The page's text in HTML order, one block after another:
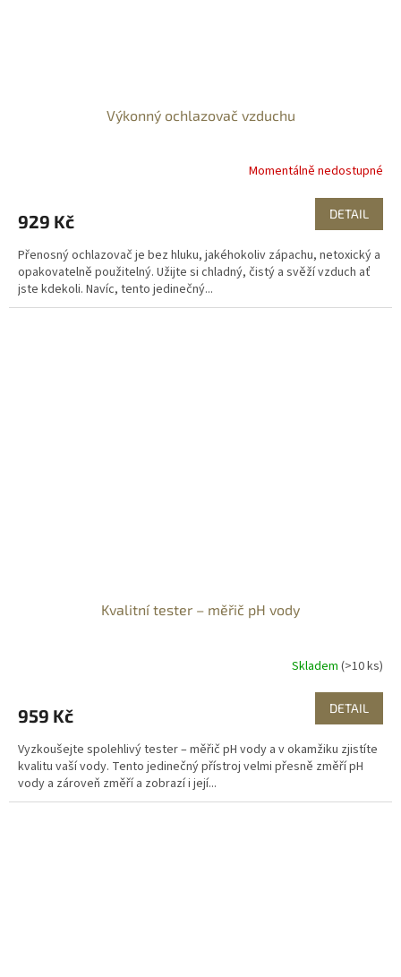
Výkonný ochlazovač vzduchu
Momentálně nedostupné
929 Kč DETAIL
Přenosný ochlazovač je bez hluku, jakéhokoliv zápachu, netoxický a
opakovatelně použitelný. Užijte si chladný, čistý a svěží vzduch ať
jste kdekoli. Navíc, tento jedinečný...
Kvalitní tester – měřič pH vody
Skladem (>10 ks)
959 Kč DETAIL
Vyzkoušejte spolehlivý tester – měřič pH vody a v okamžiku zjistíte
kvalitu vaší vody. Tento jedinečný přístroj velmi přesně změří pH
vody a zároveň změří a zobrazí i její...